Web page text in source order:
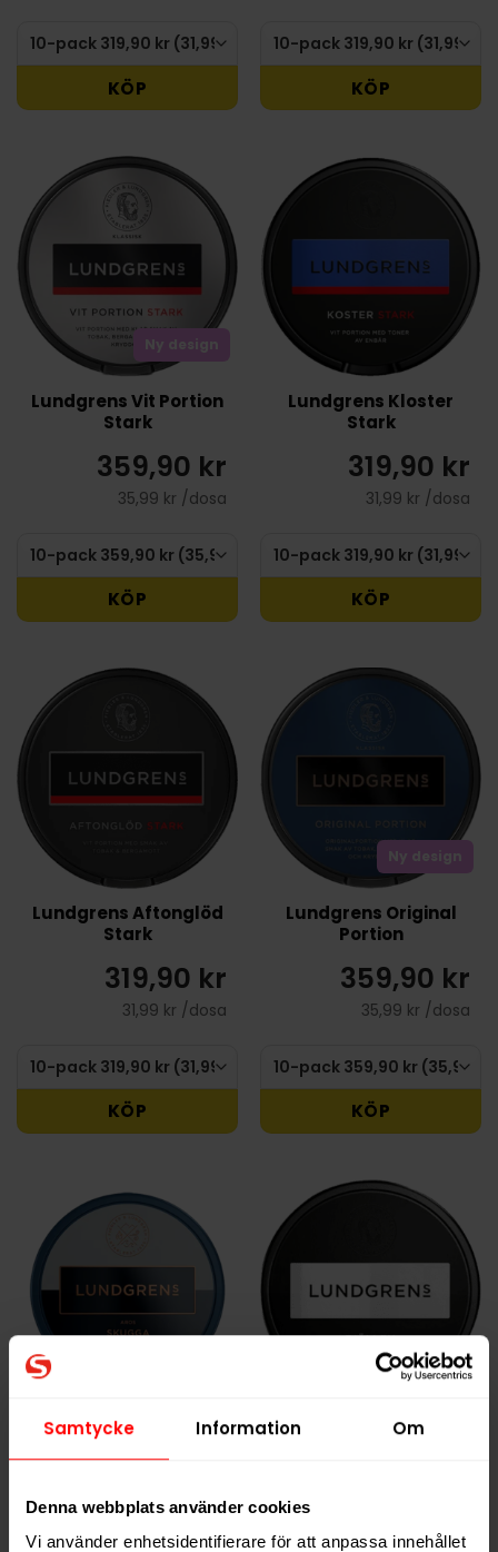
Samtycke Information Om
Denna webbplats använder cookies
Vi använder enhetsidentifierare för att anpassa innehållet
KÖP KÖP
Ny design
Lundgrens Vit Portion
Stark
359,90 kr
35,99 kr /dosa
KÖP
Lundgrens Kloster
Stark
319,90 kr
31,99 kr /dosa
KÖP
Lundgrens Aftonglöd
Stark
319,90 kr
31,99 kr /dosa
KÖP
Ny design
Lundgrens Original
Portion
359,90 kr
35,99 kr /dosa
KÖP
Lundgrens Aros
Skugga 8mg
30,99 kr /dosa
Lundgrens Fjällen